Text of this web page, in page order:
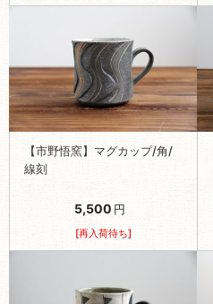
【市野悟窯】マグカップ/角/
線刻
5,500 円
[再入荷待ち]